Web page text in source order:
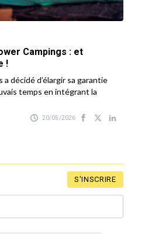
Campings : et
!
a décidé d’élargir sa garantie
temps en intégrant la
20/05/2026
S'INSCRIRE